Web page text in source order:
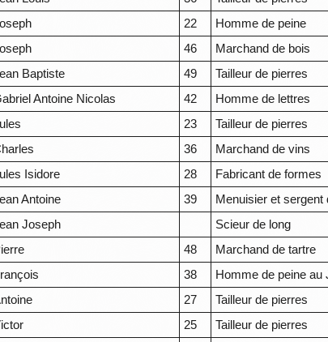
22 Homme de peine
46 Marchand de bois
Baptiste 49 Tailleur de pierres
Antoine Nicolas 42 Homme de lettres
23 Tailleur de pierres
36 Marchand de vins
Isidore 28 Fabricant de formes
Antoine 39 Menuisier et sergent
Joseph Scieur de long
48 Marchand de tartre
38 Homme de peine au
27 Tailleur de pierres
25 Tailleur de pierres